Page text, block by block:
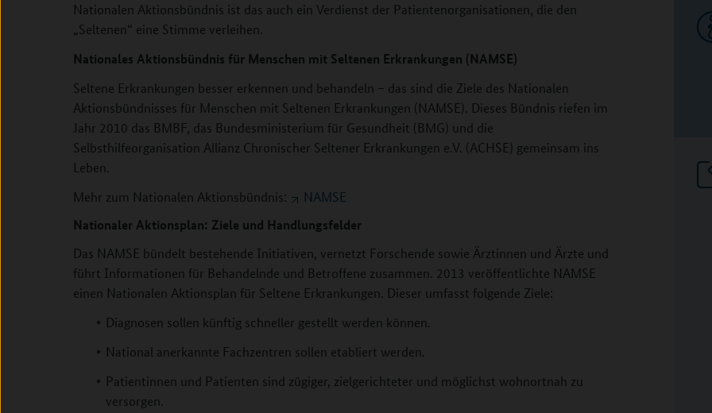
Nationalen Aktionsbündnis ist das auch ein Verdienst der Patientenorganisationen, die den
„Seltenen“ eine Stimme verleihen.
Nationales Aktionsbündnis für Menschen mit Seltenen Erkrankungen (NAMSE)
Seltene Erkrankungen besser erkennen und behandeln – das sind die Ziele des Nationalen
Aktionsbündnisses für Menschen mit Seltenen Erkrankungen (NAMSE). Dieses Bündnis riefen im
Jahr 2010 das BMBF, das Bundesministerium für Gesundheit (BMG) und die
Selbsthilfeorganisation Allianz Chronischer Seltener Erkrankungen e.V. (ACHSE) gemeinsam ins
Leben.
Mehr zum Nationalen Aktionsbündnis:
NAMSE
Nationaler Aktionsplan: Ziele und Handlungsfelder
Das NAMSE bündelt bestehende Initiativen, vernetzt Forschende sowie Ärztinnen und Ärzte und
führt Informationen für Behandelnde und Betroffene zusammen. 2013 veröffentlichte NAMSE
einen Nationalen Aktionsplan für Seltene Erkrankungen. Dieser umfasst folgende Ziele:
Diagnosen sollen künftig schneller gestellt werden können.
National anerkannte Fachzentren sollen etabliert werden.
Patientinnen und Patienten sind zügiger, zielgerichteter und möglichst wohnortnah zu
versorgen.